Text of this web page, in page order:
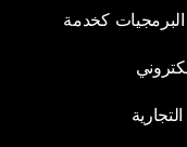
كخدمة
كخدمة